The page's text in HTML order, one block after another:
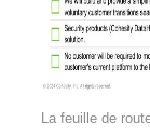
La feuille de